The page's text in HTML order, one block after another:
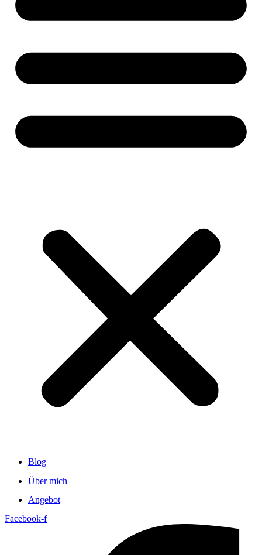
Blog
Über mich
Angebot
Facebook-f